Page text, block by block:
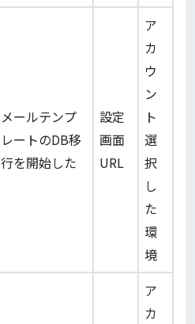
メールテンプ
レートのDB移
行を開始した
設定
画面
URL
ア
カ
ウ
ン
ト
選
択
し
た
環
境
ア
カ